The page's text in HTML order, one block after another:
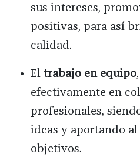
sus intereses,
positivas, para así
calidad.
El trabajo en equipo
efectivamente en
profesionales,
ideas y aportando
objetivos.